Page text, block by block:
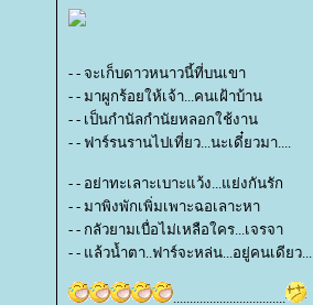
- - จะเก็บดาวหนาวนี้ที่บนเขา
- - มาผูกร้อยให้เจ้า...คนเฝ้าบ้าน
- - เป็นกำนัลกำนัยหลอกใช้งาน
- - ฟาร์รนรานไปเที่ยว...นะเดี๋ยวมา....
- - อย่าทะเลาะเบาะแว้ง...แย่งกันรัก
- - มาพิงพักเพิ่มเพาะฉอเลาะหา
- - กลัวยามเบื่อไม่เหลือใคร...เจรจา
- - แล้วน้ำตา..ฟาร์จะหล่น...อยู่คนเดียว....